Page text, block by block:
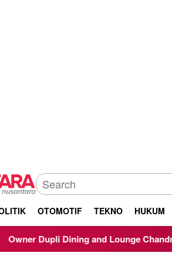
OTOMOTIF TEKNO HUKUM
Chandra Diperiksa Sebagai